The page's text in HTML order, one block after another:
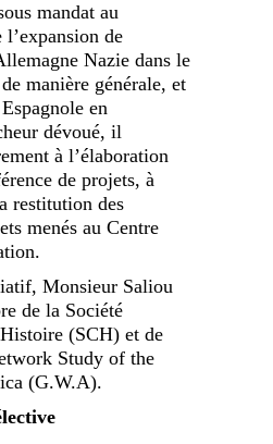
mandat au
de
Nazie dans le
manière générale, et
en
dévoué, il
à l’élaboration
de projets, à
restitution des
menés au Centre
Monsieur Saliou
de la Société
(SCH) et de
Study of the
(G.W.A).